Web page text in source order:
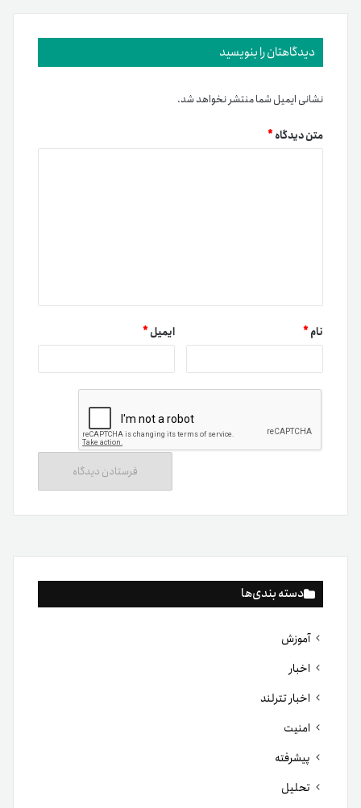
دسته بندی‌ها
آموزش
اخبار
اخبار تترلند
امنیت
پیشرفته
تحلیل
دیدگاهتان را بنویسید
نشانی ایمیل شما منتشر نخواهد شد.
متن دیدگاه*
نام* ایمیل*